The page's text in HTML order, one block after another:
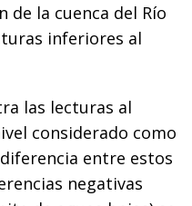
de la cuenca del Río
inferiores al
las lecturas al
considerado como
entre estos
negativas